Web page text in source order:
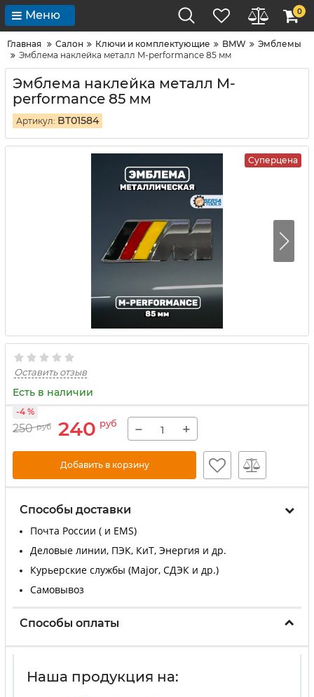
Меню 0
Главная Салон Ключи и комплектующие BMW
Эмблемы
Эмблема наклейка металл M-performance 85 мм
Эмблема наклейка металл M-
performance 85 мм
Артикул: BT01584
Суперцена
Оставить отзыв
Есть в наличии
250 руб 240 руб
-4 %
− +
Добавить в корзину
Способы доставки
Почта России ( и EMS)
Деловые линии, ПЭК, КиТ, Энергия и др.
Курьерские службы (Major, СДЭК и др.)
Самовывоз
Способы оплаты
Наша продукция на: